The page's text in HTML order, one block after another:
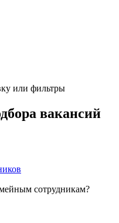
или фильтры
вакансий
сотрудникам?